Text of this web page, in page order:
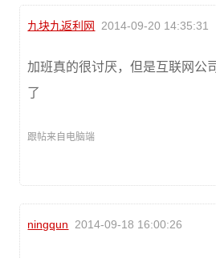
九块九返利网 2014-09-20 14:35:31
加班真的很讨厌，但是互联网公
了
跟帖来自电脑端
ningqun 2014-09-18 16:00:26